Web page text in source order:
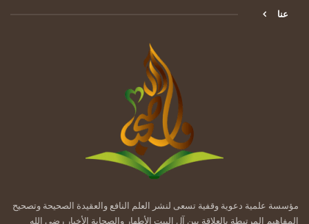
عنا
مؤسسة علمية دعوية وقفية تسعى لنشر العلم النافع والعقيدة الصحيحة وتصحيح
المفاهيم المرتبطة بالعلاقة بين آل البيت الأطهار والصحابة الأخيار رضي الله